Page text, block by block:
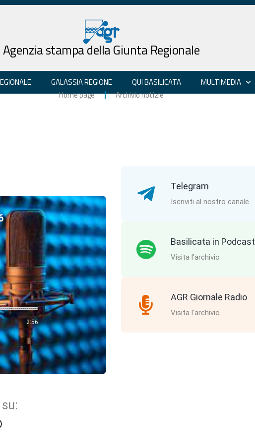
Agenzia stampa della Giunta Regionale
GALASSIA REGIONE QUI BASILICATA
MULTIMEDIA
Home page
Archivio notizie
2:56
Telegram
Iscriviti al nostro canale
Basilicata in Podcast
Visita l'archivio
AGR Giornale Radio
Visita l'archivio